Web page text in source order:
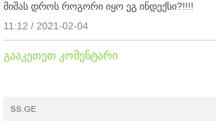
მიშას დროს როგორი იყო ეგ ინდექსი?!!!!
11:12 / 2021-02-04
გააკეთეთ კომენტარი
SS.GE